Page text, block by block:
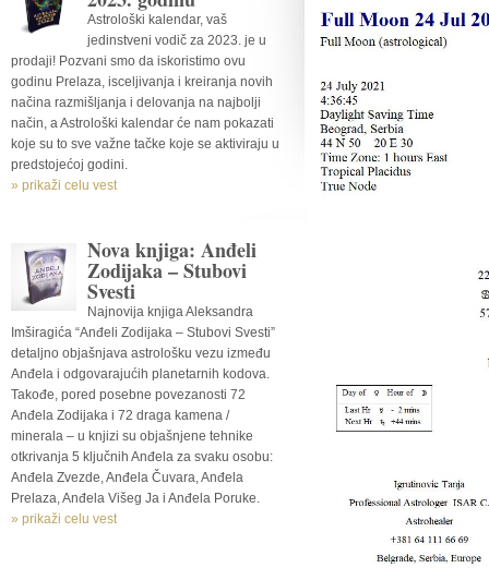
Astrološki kalendar, vaš
jedinstveni vodič za 2023. je u
prodaji! Pozvani smo da iskoristimo ovu
godinu Prelaza, isceljivanja i kreiranja novih
načina razmišljanja i delovanja na najbolji
način, a Astrološki kalendar će nam pokazati
koje su to sve važne tačke koje se aktiviraju u
predstojećoj godini.
» prikaži celu vest
Nova knjiga: Anđeli
Zodijaka – Stubovi
Svesti
Najnovija knjiga Aleksandra
Imširagića “Anđeli Zodijaka – Stubovi Svesti”
detaljno objašnjava astrološku vezu između
Anđela i odgovarajućih planetarnih kodova.
Takođe, pored posebne povezanosti 72
Anđela Zodijaka i 72 draga kamena /
minerala – u knjizi su objašnjene tehnike
otkrivanja 5 ključnih Anđela za svaku osobu:
Anđela Zvezde, Anđela Čuvara, Anđela
Prelaza, Anđela Višeg Ja i Anđela Poruke.
» prikaži celu vest